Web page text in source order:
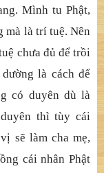
Mình tu Phật,
mà là trí tuệ. Nên
chưa đủ để trồi
là cách để
có duyên dù là
thì tùy cái
sẽ làm cha mẹ,
cái nhân Phật